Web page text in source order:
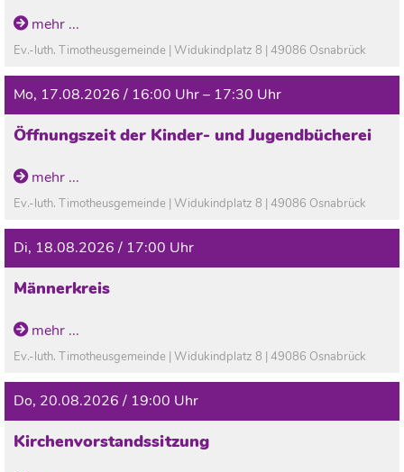
In den Ferien geschlossen!
mehr ...
Ev.-luth. Timotheusgemeinde | Widukindplatz 8 | 49086 Osnabrück
Mo, 17.08.2026 / 16:00 Uhr – 17:30 Uhr
Öffnungszeit der Kinder- und Jugendbücherei
In den Ferien geschlossen!
mehr ...
Ev.-luth. Timotheusgemeinde | Widukindplatz 8 | 49086 Osnabrück
Di, 18.08.2026 / 17:00 Uhr
Männerkreis
mehr ...
Ev.-luth. Timotheusgemeinde | Widukindplatz 8 | 49086 Osnabrück
Do, 20.08.2026 / 19:00 Uhr
Kirchenvorstandssitzung